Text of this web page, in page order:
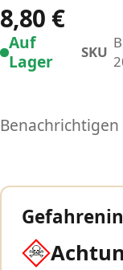
Auf
Lager
SKU
8,80 €